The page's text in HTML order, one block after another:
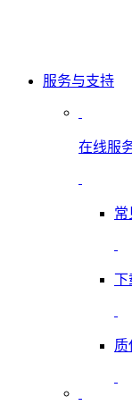
服务与支持
在线服
常
下
质